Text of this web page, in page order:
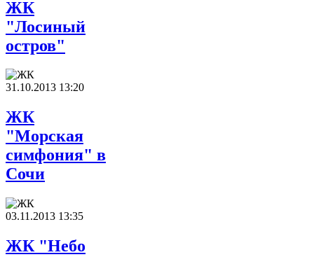
ЖК
"Лосиный
остров"
31.10.2013 13:20
ЖК
"Морская
симфония" в
Сочи
03.11.2013 13:35
ЖК "Небо